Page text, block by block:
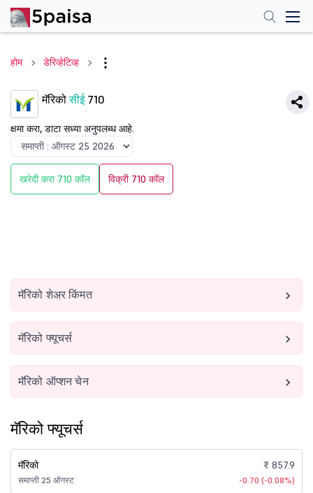
होम डेरिव्हेटिव्ह
मॅरिकोसीई710
क्षमा करा, डाटा सध्या अनुपलब्ध आहे.
खरेदी करा 710 कॉल विक्री 710 कॉल
मॅरिको शेअर किंमत
मॅरिको फ्यूचर्स
मॅरिको ऑप्शन चेन
मॅरिको फ्यूचर्स
मॅरिको
समाप्ती 25 ऑगस्ट
₹ 857.9
-0.70 (-0.08%)